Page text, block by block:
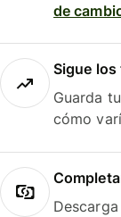
de
Sigue los
Guarda
cómo